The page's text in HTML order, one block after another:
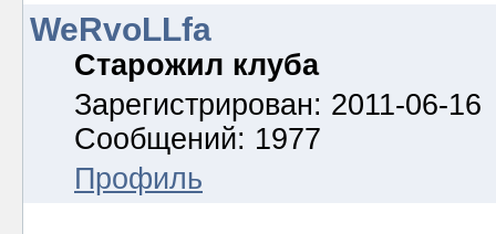
WeRvoLLfa
Старожил клуба
Зарегистрирован: 2011-06-16
Сообщений: 1977
Профиль